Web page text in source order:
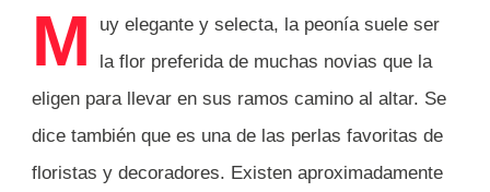
M
uy elegante y selecta, la peonía suele ser
la flor preferida de muchas novias que la
eligen para llevar en sus ramos camino al altar. Se
dice también que es una de las perlas favoritas de
floristas y decoradores. Existen aproximadamente